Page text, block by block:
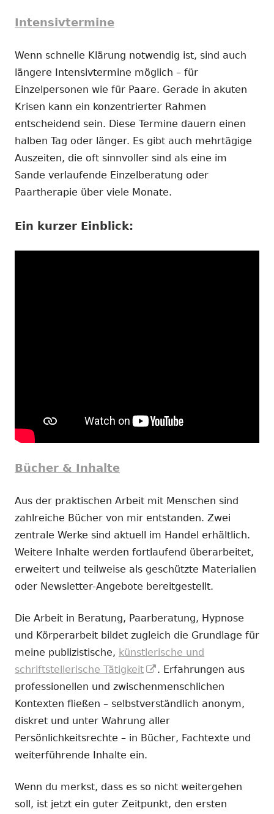
Intensivtermine
Wenn schnelle Klärung notwendig ist, sind auch
längere Intensivtermine möglich – für
Einzelpersonen wie für Paare. Gerade in akuten
Krisen kann ein konzentrierter Rahmen
entscheidend sein. Diese Termine dauern einen
halben Tag oder länger. Es gibt auch mehrtägige
Auszeiten, die oft sinnvoller sind als eine im
Sande verlaufende Einzelberatung oder
Paartherapie über viele Monate.
Ein kurzer Einblick:
Bücher & Inhalte
Aus der praktischen Arbeit mit Menschen sind
zahlreiche Bücher von mir entstanden. Zwei
zentrale Werke sind aktuell im Handel erhältlich.
Weitere Inhalte werden fortlaufend überarbeitet,
erweitert und teilweise als geschützte Materialien
oder Newsletter-Angebote bereitgestellt.
Die Arbeit in Beratung, Paarberatung, Hypnose
und Körperarbeit bildet zugleich die Grundlage für
meine publizistische, künstlerische und
schriftstellerische Tätigkeit
In
neuem
Fenster
öffnen
. Erfahrungen aus
professionellen und zwischenmenschlichen
Kontexten fließen – selbstverständlich anonym,
diskret und unter Wahrung aller
Persönlichkeitsrechte – in Bücher, Fachtexte und
weiterführende Inhalte ein.
Wenn du merkst, dass es so nicht weitergehen
soll, ist jetzt ein guter Zeitpunkt, den ersten